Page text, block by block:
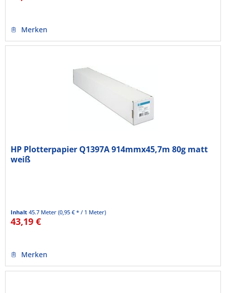
Merken
HP Plotterpapier Q1397A 914mmx45,7m 80g matt
weiß
Inhalt45.7 Meter(0,95 € * / 1 Meter)
43,19 €
Merken